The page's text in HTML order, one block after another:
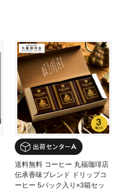
送料無料 コーヒー 丸福珈琲店
伝承香味ブレンド ドリップコ
ーヒー 5パック入り×3箱セッ